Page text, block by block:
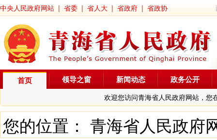
中央人民政府网站 | 省委 | 省人大 | 省政府 | 省政协
首页
欢迎您访问青海省人民政府网站，您
领导之窗 新闻动态 政务公开
您的位置： 青海省人民政府